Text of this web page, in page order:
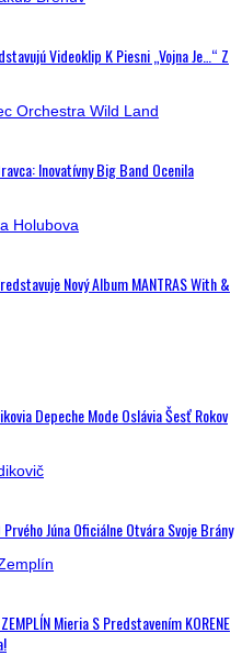
Videoklip K Piesni „Vojna Je…“ Z
Inovatívny Big Band Ocenila
Nový Album MANTRAS With &
Depeche Mode Oslávia Šesť Rokov
Júna Oficiálne Otvára Svoje Brány
Mieria S Predstavením KORENE